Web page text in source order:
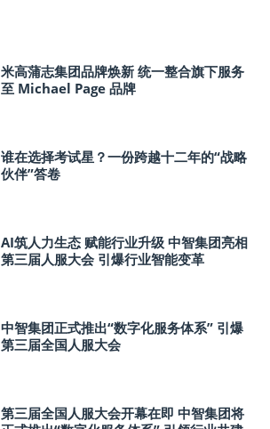
米高蒲志集团品牌焕新 统一整合旗下服务
至 Michael Page 品牌
谁在选择考试星？一份跨越十二年的“战略
伙伴”答卷
AI筑人力生态 赋能行业升级 中智集团亮相
第三届人服大会 引爆行业智能变革
中智集团正式推出“数字化服务体系” 引爆
第三届全国人服大会
第三届全国人服大会开幕在即 中智集团将